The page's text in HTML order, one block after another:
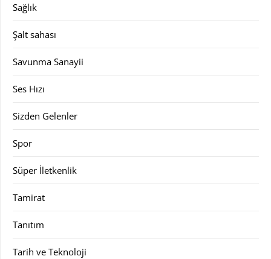
Sağlık
Şalt sahası
Savunma Sanayii
Ses Hızı
Sizden Gelenler
Spor
Süper İletkenlik
Tamirat
Tanıtım
Tarih ve Teknoloji